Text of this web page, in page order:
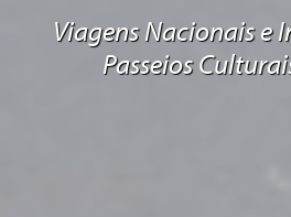
Viagens Nacionais e
Passeios